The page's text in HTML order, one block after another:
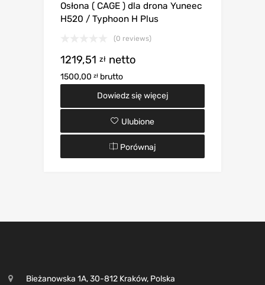
Osłona ( CAGE ) dla drona Yuneec
H520 / Typhoon H Plus
(0 reviews)
1219,51 zł netto
1500,00 zł brutto
Dowiedz się więcej
Ulubione
Porównaj
Bieżanowska 1A, 30-812 Kraków, Polska